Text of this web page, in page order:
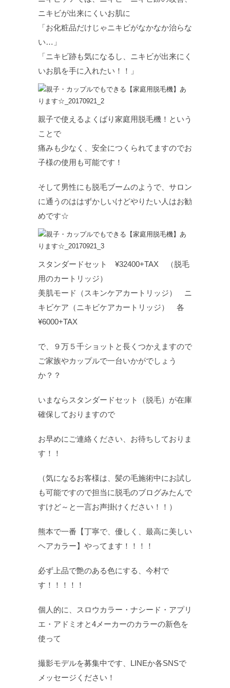
ニキビが出来にくいお肌に
「お化粧品だけじゃニキビがなかなか治らな
い…」
「ニキビ跡も気になるし、ニキビが出来にく
いお肌を手に入れたい！！」
親子で使えるよくばり家庭用脱毛機！という
ことで
痛みも少なく、安全につくられてますのでお
子様の使用も可能です！
そして男性にも脱毛ブームのようで、サロン
に通うのははずかしいけどやりたい人はお勧
めです☆
スタンダードセット ¥32400+TAX （脱毛
用のカートリッジ）
美肌モード（スキンケアカートリッジ） ニ
キビケア（ニキビケアカートリッジ） 各
¥6000+TAX
で、９万５千ショットと長くつかえますので
ご家族やカップルで一台いかがでしょう
か？？
いまならスタンダードセット（脱毛）が在庫
確保しておりますので
お早めにご連絡ください、お待ちしておりま
す！！
（気になるお客様は、髪の毛施術中にお試し
も可能ですので担当に脱毛のブログみたんで
すけど～と一言お声掛けください！！）
熊本で一番【丁寧で、優しく、最高に美しい
ヘアカラー】やってます！！！！
必ず上品で艶のある色にする、今村で
す！！！！！
個人的に、スロウカラー・ナシード・アプリ
エ・アドミオと4メーカーのカラーの新色を
使って
撮影モデルを募集中です、LINEか各SNSで
メッセージください！